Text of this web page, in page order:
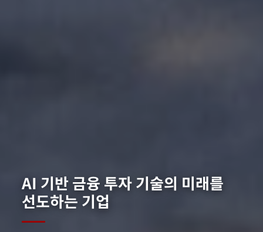
AI 기반 금융 투자 기술의 미래를
선도하는 기업